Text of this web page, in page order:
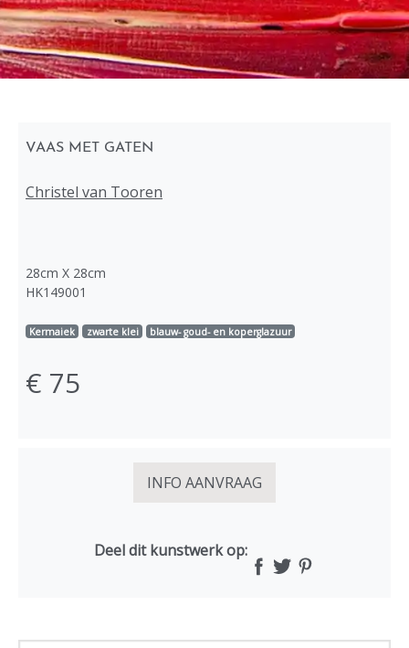
VAAS MET GATEN
Christel van Tooren
28cm X 28cm
HK149001
Kermaiek zwarte klei blauw- goud- en koperglazuur
€ 75
INFO AANVRAAG
Deel dit kunstwerk op: